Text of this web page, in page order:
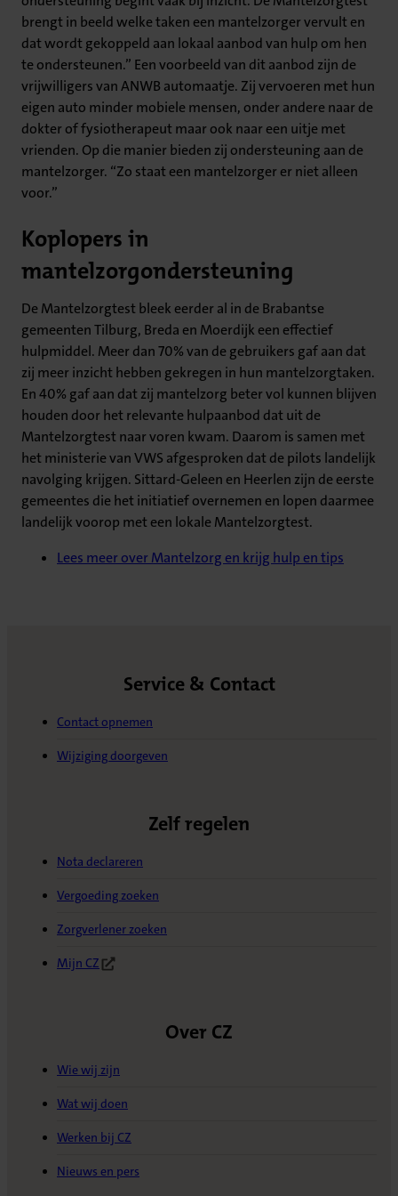
brengt in beeld welke taken een mantelzorger vervult en
dat wordt gekoppeld aan lokaal aanbod van hulp om hen
te ondersteunen.” Een voorbeeld van dit aanbod zijn de
vrijwilligers van ANWB automaatje. Zij vervoeren met hun
eigen auto minder mobiele mensen, onder andere naar de
dokter of fysiotherapeut maar ook naar een uitje met
vrienden. Op die manier bieden zij ondersteuning aan de
mantelzorger. “Zo staat een mantelzorger er niet alleen
voor.”
Koplopers in
mantelzorgondersteuning
De Mantelzorgtest bleek eerder al in de Brabantse
gemeenten Tilburg, Breda en Moerdijk een effectief
hulpmiddel. Meer dan 70% van de gebruikers gaf aan dat
zij meer inzicht hebben gekregen in hun mantelzorgtaken.
En 40% gaf aan dat zij mantelzorg beter vol kunnen blijven
houden door het relevante hulpaanbod dat uit de
Mantelzorgtest naar voren kwam. Daarom is samen met
het ministerie van VWS afgesproken dat de pilots landelijk
navolging krijgen. Sittard-Geleen en Heerlen zijn de eerste
gemeentes die het initiatief overnemen en lopen daarmee
landelijk voorop met een lokale Mantelzorgtest.
Lees meer over Mantelzorg en krijg hulp en tips
Service & Contact
Contact opnemen
Wijziging doorgeven
Zelf regelen
Nota declareren
Vergoeding zoeken
Zorgverlener zoeken
Mijn CZ
(Opent in nieuw tabblad)
Over CZ
Wie wij zijn
Wat wij doen
Werken bij CZ
Nieuws en pers